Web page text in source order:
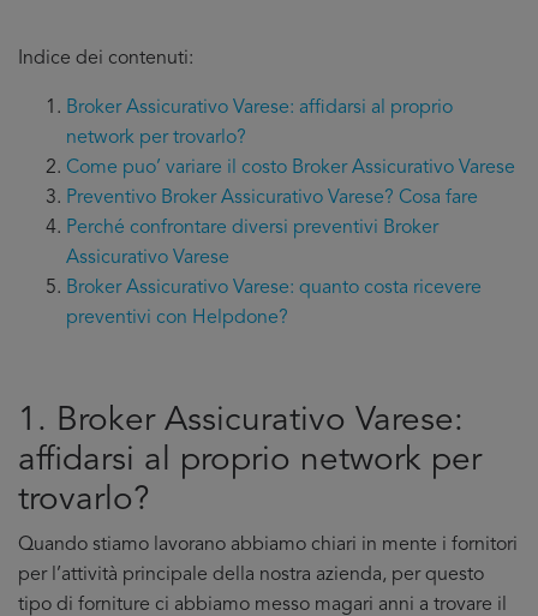
Indice dei contenuti:
Broker Assicurativo Varese: affidarsi al proprio
network per trovarlo?
Come puo’ variare il costo Broker Assicurativo Varese
Preventivo Broker Assicurativo Varese? Cosa fare
Perché confrontare diversi preventivi Broker
Assicurativo Varese
Broker Assicurativo Varese: quanto costa ricevere
preventivi con Helpdone?
1. Broker Assicurativo Varese:
affidarsi al proprio network per
trovarlo?
Quando stiamo lavorano abbiamo chiari in mente i fornitori
per l’attività principale della nostra azienda, per questo
tipo di forniture ci abbiamo messo magari anni a trovare il